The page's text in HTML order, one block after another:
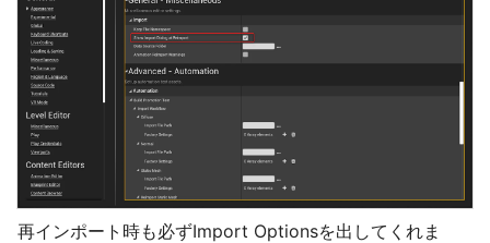
再インポート時も必ずImport Optionsを出してくれま